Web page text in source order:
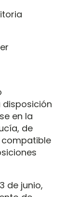
en la
de
compatible
de junio,